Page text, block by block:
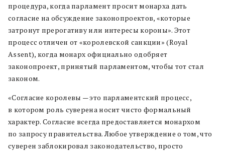
процедура, когда парламент просит монарха дать
согласие на обсуждение законопроектов, «которые
затронут прерогативу или интересы короны». Этот
процесс отличен от «королевской санкции» (Royal
Assent), когда монарх официально одобряет
законопроект, принятый парламентом, чтобы тот стал
законом.
«Согласие королевы — это парламентский процесс,
в котором роль суверена носит чисто формальный
характер. Согласие всегда предоставляется монархом
по запросу правительства. Любое утверждение о том, что
суверен заблокировал законодательство, просто